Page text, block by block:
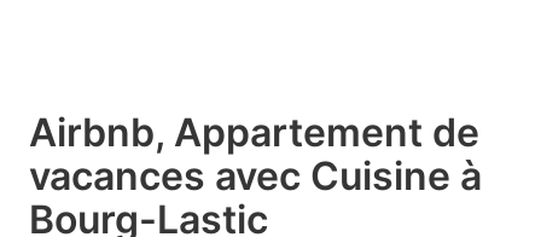
Airbnb, Appartement de
vacances avec Cuisine à
Bourg-Lastic